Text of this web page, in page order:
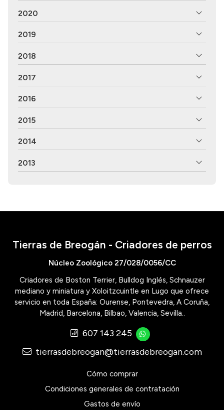
2020
2019
2018
2017
2016
2015
2014
2013
Tierras de Breogán - Criadores de perros
Núcleo Zoológico 27/028/0056/CC
Criadores de Boston Terrier, Bulldog Inglés, Schnauzer
mediano y miniatura y Xoloitzcuintle en Lugo que ofrece
servicio en toda España: Ourense, Pontevedra, A Coruña,
Madrid, Barcelona, Bilbao, Valencia, Sevilla..
607 143 245
tierrasdebreogan@tierrasdebreogan.com
Cómo comprar
Condiciones generales de contratación
Gastos de envío